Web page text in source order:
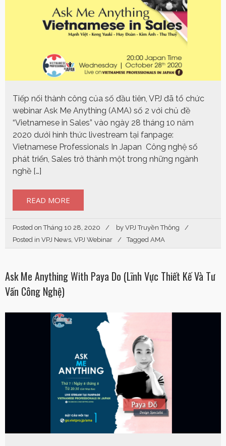
Tiếp nối thành công của số đầu tiên, VPJ đã tổ chức
webinar Ask Me Anything (AMA) số 2 với chủ đề
“Vietnamese in Sales” vào ngày 28 tháng 10 năm
2020 dưới hình thức livestream tại fanpage:
Vietnamese Professionals In Japan Công nghệ số
phát triển, Sales trở thành một trong những ngành
nghề […]
READ MORE
Posted onTháng 10 28, 2020 by VPJ Truyền Thông
Posted in VPJ News, VPJ Webinar Tagged AMA
Ask Me Anything With Paya Do (Lĩnh Vực Thiết Kế Và Tư
Vấn Công Nghệ)